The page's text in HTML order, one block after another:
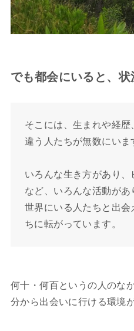
でも都会にいると、状
そこには、生まれや経
違う人たちが無数にいま
いろんな生き方があり
など、いろんな活動が
世界にいる人たちと出会
ちに転がっています。
何十・何百というの人のな
分から出会いに行ける環境